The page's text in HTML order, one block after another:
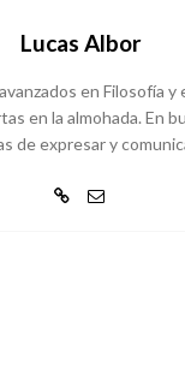
Lucas Albor
en Filosofía
en la almohada. En
de expresar y